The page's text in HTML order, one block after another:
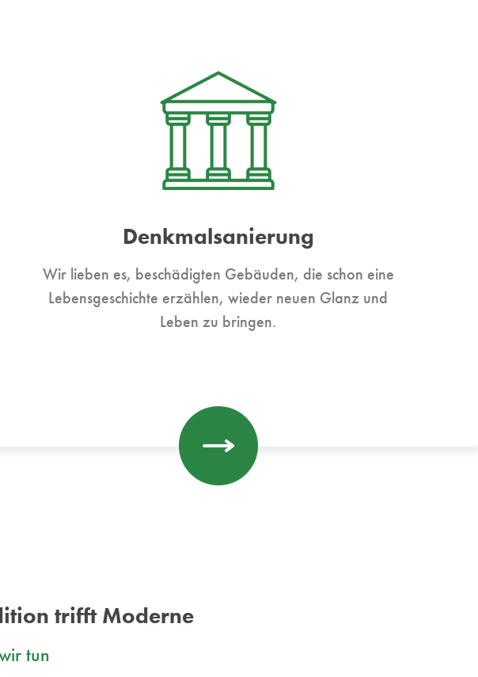
Denkmalsanierung
Wir lieben es, beschädigten Gebäuden, die schon eine
Lebensgeschichte erzählen, wieder neuen Glanz und
Leben zu bringen.
trifft Moderne
tun